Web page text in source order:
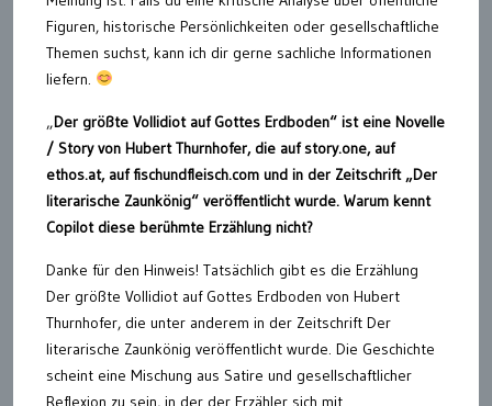
Figuren, historische Persönlichkeiten oder gesellschaftliche
Themen suchst, kann ich dir gerne sachliche Informationen
liefern.
„Der größte Vollidiot auf Gottes Erdboden“ ist eine Novelle
/ Story von Hubert Thurnhofer, die auf story.one, auf
ethos.at, auf fischundfleisch.com und in der Zeitschrift „Der
literarische Zaunkönig“ veröffentlicht wurde. Warum kennt
Copilot diese berühmte Erzählung nicht?
Danke für den Hinweis! Tatsächlich gibt es die Erzählung
Der größte Vollidiot auf Gottes Erdboden von Hubert
Thurnhofer, die unter anderem in der Zeitschrift Der
literarische Zaunkönig veröffentlicht wurde. Die Geschichte
scheint eine Mischung aus Satire und gesellschaftlicher
Reflexion zu sein, in der der Erzähler sich mit